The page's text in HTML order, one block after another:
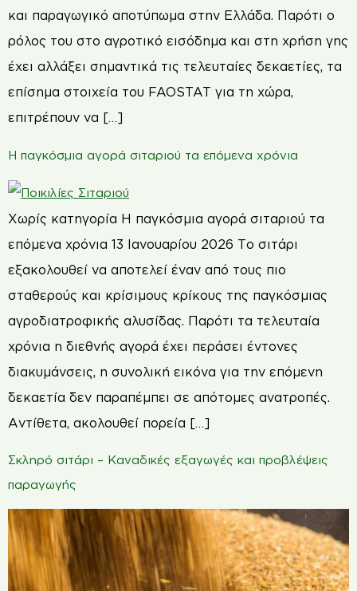
και παραγωγικό αποτύπωμα στην Ελλάδα. Παρότι ο
ρόλος του στο αγροτικό εισόδημα και στη χρήση γης
έχει αλλάξει σημαντικά τις τελευταίες δεκαετίες, τα
επίσημα στοιχεία του FAOSTAT για τη χώρα,
επιτρέπουν να […]
Η παγκόσμια αγορά σιταριού τα επόμενα χρόνια
Χωρίς κατηγορία Η παγκόσμια αγορά σιταριού τα
επόμενα χρόνια 13 Ιανουαρίου 2026 Το σιτάρι
εξακολουθεί να αποτελεί έναν από τους πιο
σταθερούς και κρίσιμους κρίκους της παγκόσμιας
αγροδιατροφικής αλυσίδας. Παρότι τα τελευταία
χρόνια η διεθνής αγορά έχει περάσει έντονες
διακυμάνσεις, η συνολική εικόνα για την επόμενη
δεκαετία δεν παραπέμπει σε απότομες ανατροπές.
Αντίθετα, ακολουθεί πορεία […]
Σκληρό σιτάρι – Καναδικές εξαγωγές και προβλέψεις
παραγωγής